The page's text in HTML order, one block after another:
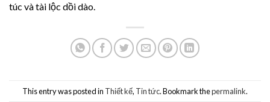
túc và tài lộc dồi dào.
This entry was posted in Thiết kế, Tin tức. Bookmark thepermalink.